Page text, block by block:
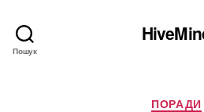
Пошук
ПОРАДИ